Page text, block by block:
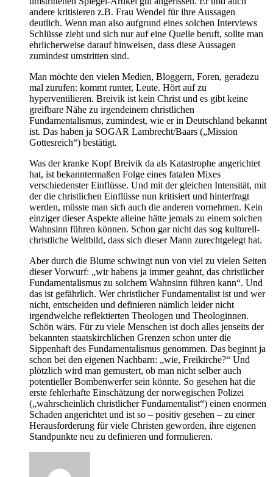
andere kritisieren z.B. Frau Wendel für ihre Aussagen
deutlich. Wenn man also aufgrund eines solchen Interviews
Schlüsse zieht und sich nur auf eine Quelle beruft, sollte man
ehrlicherweise darauf hinweisen, dass diese Aussagen
zumindest umstritten sind.
Man möchte den vielen Medien, Bloggern, Foren, geradezu
mal zurufen: kommt runter, Leute. Hört auf zu
hyperventilieren. Breivik ist kein Christ und es gibt keine
greifbare Nähe zu irgendeinem christlichen
Fundamentalismus, zumindest, wie er in Deutschland bekannt
ist. Das haben ja SOGAR Lambrecht/Baars („Mission
Gottesreich“) bestätigt.
Was der kranke Kopf Breivik da als Katastrophe angerichtet
hat, ist bekanntermaßen Folge eines fatalen Mixes
verschiedenster Einflüsse. Und mit der gleichen Intensität, mit
der die christlichen Einflüsse nun kritisiert und hinterfragt
werden, müsste man sich auch die anderen vornehmen. Kein
einziger dieser Aspekte alleine hätte jemals zu einem solchen
Wahnsinn führen können. Schon gar nicht das sog kulturell-
christliche Weltbild, dass sich dieser Mann zurechtgelegt hat.
Aber durch die Blume schwingt nun von viel zu vielen Seiten
dieser Vorwurf: „wir habens ja immer geahnt, das christlicher
Fundamentalismus zu solchem Wahnsinn führen kann“. Und
das ist gefährlich. Wer christlicher Fundamentalist ist und wer
nicht, entscheiden und definieren nämlich leider nicht
irgendwelche reflektierten Theologen und Theologinnen.
Schön wärs. Für zu viele Menschen ist doch alles jenseits der
bekannten staatskirchlichen Grenzen schon unter die
Sippenhaft des Fundamentalismus genommen. Das beginnt ja
schon bei den eigenen Nachbarn: „wie, Freikirche?“ Und
plötzlich wird man gemustert, ob man nicht selber auch
potentieller Bombenwerfer sein könnte. So gesehen hat die
erste fehlerhafte Einschätzung der norwegischen Polizei
(„wahrscheinlich christlicher Fundamentalist“) einen enormen
Schaden angerichtet und ist so – positiv gesehen – zu einer
Herausforderung für viele Christen geworden, ihre eigenen
Standpunkte neu zu definieren und formulieren.